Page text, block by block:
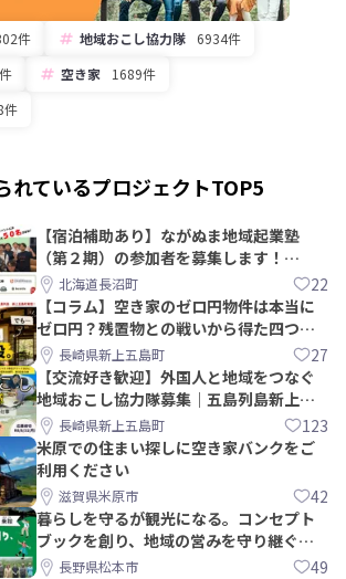
件 地域おこし協力隊
6934件
空き家
1689件
件
れているプロジェクトTOP5
【宿泊補助あり】ながぬま地域起業塾
（第２期）の参加者を募集します！
【8/21〆】
北海道長沼町 22
【コラム】空き家のゼロ円物件は本当に
ゼロ円？残置物との戦いから得た四つの
教訓｜新上五島町
長崎県新上五島町 27
【交流好き歓迎】外国人と地域をつなぐ
地域おこし協力隊募集｜五島列島新上五
島町長崎県新上五島町 123
米原での住まい探しに空き家バンクをご
利用ください
滋賀県米原市 42
暮らしを守るが観光になる。コンセプト
ブックを創り、地域の営みを守り継ぐ仲
間を集めませんか？
長野県松本市 49